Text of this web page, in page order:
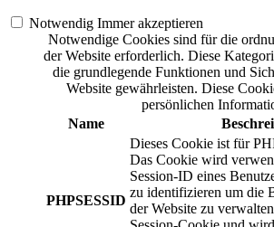
Notwendig Immer akzeptieren
Notwendige Cookies sind für die
der Website erforderlich. Diese
die grundlegende Funktionen und
Website gewährleisten. Diese
persönlichen
Name
PHPSESSID
Dieses Cookie ist für
Das Cookie wird
Session-ID eines
zu identifizieren um die
der Website zu